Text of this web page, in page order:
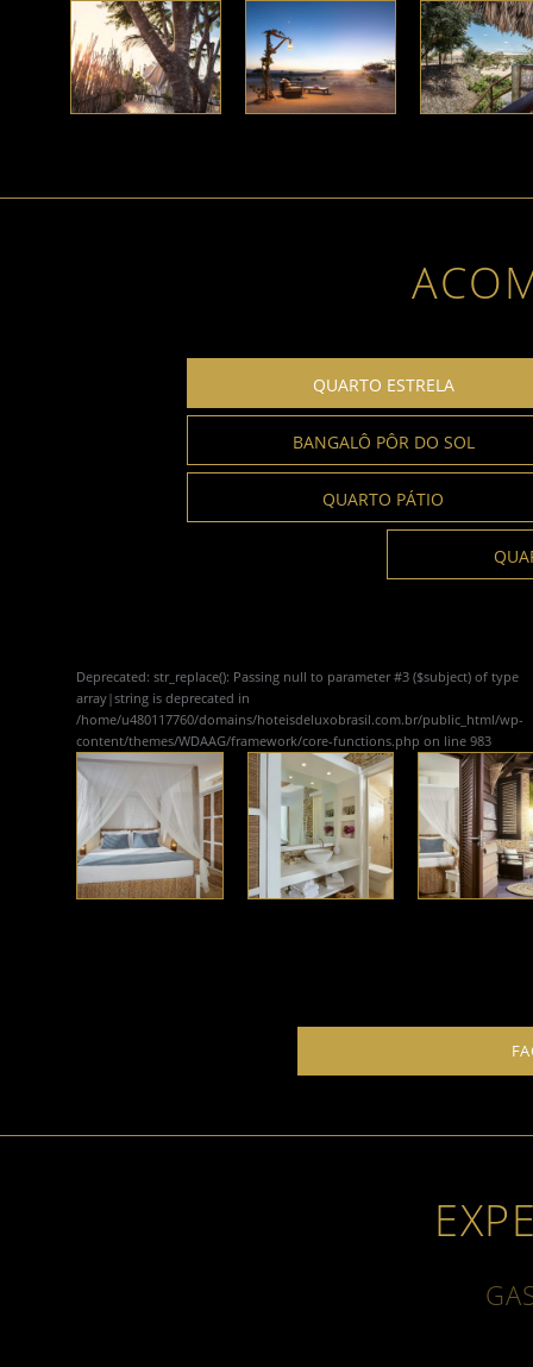
QUARTO ESTRELA
BANGALÔ PÔR DO SOL
QUARTO PÁTIO
Deprecated: str_replace(): Passing null to parameter #3 ($subject) of type
array|string is deprecated in
/home/u480117760/domains/hoteisdeluxobrasil.com.br/public_html/wp-
content/themes/WDAAG/framework/core-functions.php on line 983